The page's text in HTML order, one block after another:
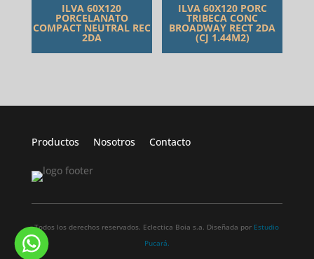
ILVA 60X120
PORCELANATO
COMPACT NEUTRAL REC
2DA
ILVA 60X120 PORC
TRIBECA CONC
BROADWAY RECT 2DA
(CJ 1.44M2)
Productos Nosotros Contacto
Todos los derechos reservados. Eclectica Boia s.a. Diseñada por Estudio
Pucará.